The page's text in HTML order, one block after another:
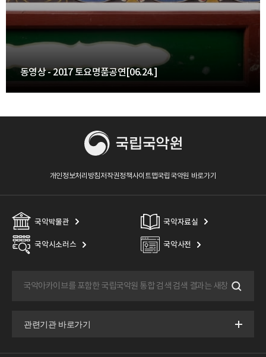
동영상 - 2017 토요명품공연[06.24.]
개인정보처리방침저작권정책사이트맵국립국악원 바로가기
국악박물관 국악자료실
국악시소러스 국악사전